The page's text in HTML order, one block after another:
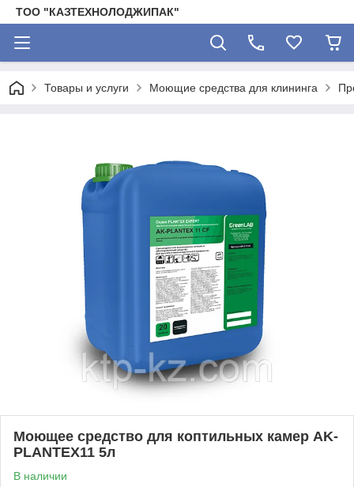
ТОО "КАЗТЕХНОЛОДЖИПАК"
Товары и услуги Моющие средства для клининга
Моющее средство для коптильных камер AK-
PLANTEX11 5л
В наличии